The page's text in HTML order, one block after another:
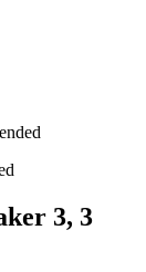
3, 3